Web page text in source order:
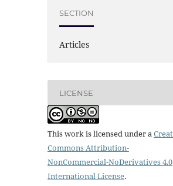
SECTION
Articles
LICENSE
This work is licensed under a
Commons Attribution-
NonCommercial-NoDerivatives 4.0
International License.